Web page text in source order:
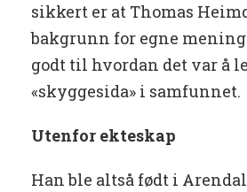
sikkert er at Thomas
bakgrunn for egne
godt til hvordan det var å
«skyggesida» i samfunnet.
Utenfor ekteskap
Han ble altså født i